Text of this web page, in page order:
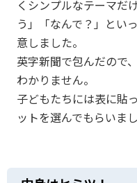
くシンプルなテーマだ
う」「なんで？」とい
意しました。
英字新聞で包んだので
わかりません。
子どもたちには表に貼
ットを選んでもらいまし